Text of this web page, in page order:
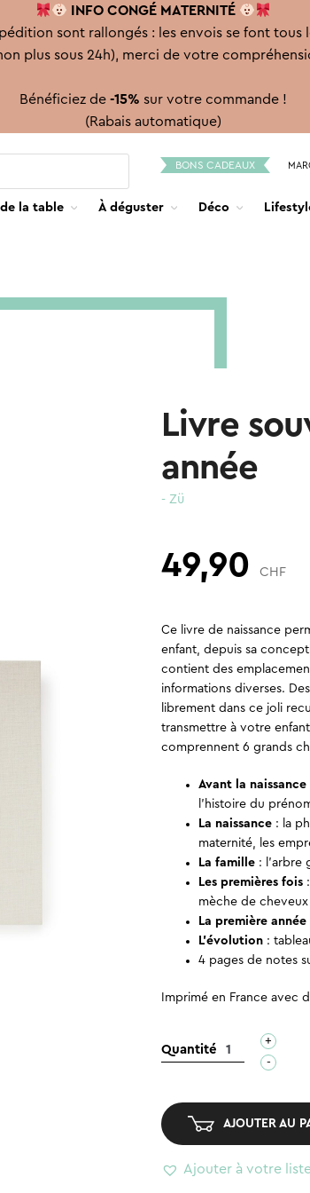
INFO CONGÉ MATERNITÉ
sont rallongés : les envois se font tous
plus sous 24h), merci de votre
Bénéficiez de -15% sur votre commande !
(Rabais automatique)
BONS CADEAUX
la table À déguster Déco
Livre
année
- Zü
49,90CHF
Ce livre de naissance
enfant, depuis sa
contient des
informations diverses.
librement dans ce joli
transmettre à votre
comprennent 6 grands
Avant la naissance
l’histoire du
La naissance : la
maternité, les
La famille : l’arbre
Les premières fois
mèche de
La première année
L’évolution :
4 pages de notes
Imprimé en France avec
Quantité quantité
Première
+
-
AJOUTER AU
Ajouter à votre